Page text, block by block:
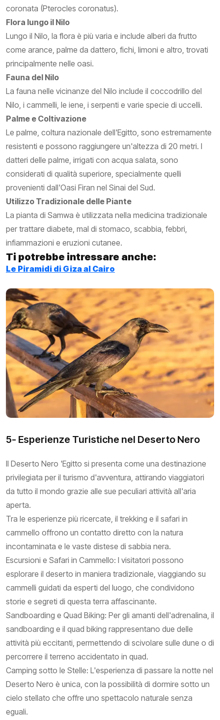
coronata (Pterocles coronatus).
Flora lungo il Nilo
Lungo il Nilo, la flora è più varia e include alberi da frutto
come arance, palme da dattero, fichi, limoni e altro, trovati
principalmente nelle oasi.
Fauna del Nilo
La fauna nelle vicinanze del Nilo include il coccodrillo del
Nilo, i cammelli, le iene, i serpenti e varie specie di uccelli.
Palme e Coltivazione
Le palme, coltura nazionale dell'Egitto, sono estremamente
resistenti e possono raggiungere un'altezza di 20 metri. I
datteri delle palme, irrigati con acqua salata, sono
considerati di qualità superiore, specialmente quelli
provenienti dall'Oasi Firan nel Sinai del Sud.
Utilizzo Tradizionale delle Piante
La pianta di Samwa è utilizzata nella medicina tradizionale
per trattare diabete, mal di stomaco, scabbia, febbri,
infiammazioni e eruzioni cutanee.
Ti potrebbe intressare anche:
Le Piramidi di Giza al Cairo
5- Esperienze Turistiche nel Deserto Nero
Il Deserto Nero 'Egitto si presenta come una destinazione
privilegiata per il turismo d'avventura, attirando viaggiatori
da tutto il mondo grazie alle sue peculiari attività all'aria
aperta.
Tra le esperienze più ricercate, il trekking e il safari in
cammello offrono un contatto diretto con la natura
incontaminata e le vaste distese di sabbia nera.
Escursioni e Safari in Cammello: I visitatori possono
esplorare il deserto in maniera tradizionale, viaggiando su
cammelli guidati da esperti del luogo, che condividono
storie e segreti di questa terra affascinante.
Sandboarding e Quad Biking: Per gli amanti dell'adrenalina, il
sandboarding e il quad biking rappresentano due delle
attività più eccitanti, permettendo di scivolare sulle dune o di
percorrere il terreno accidentato in quad.
Camping sotto le Stelle: L'esperienza di passare la notte nel
Deserto Nero è unica, con la possibilità di dormire sotto un
cielo stellato che offre uno spettacolo naturale senza
eguali.